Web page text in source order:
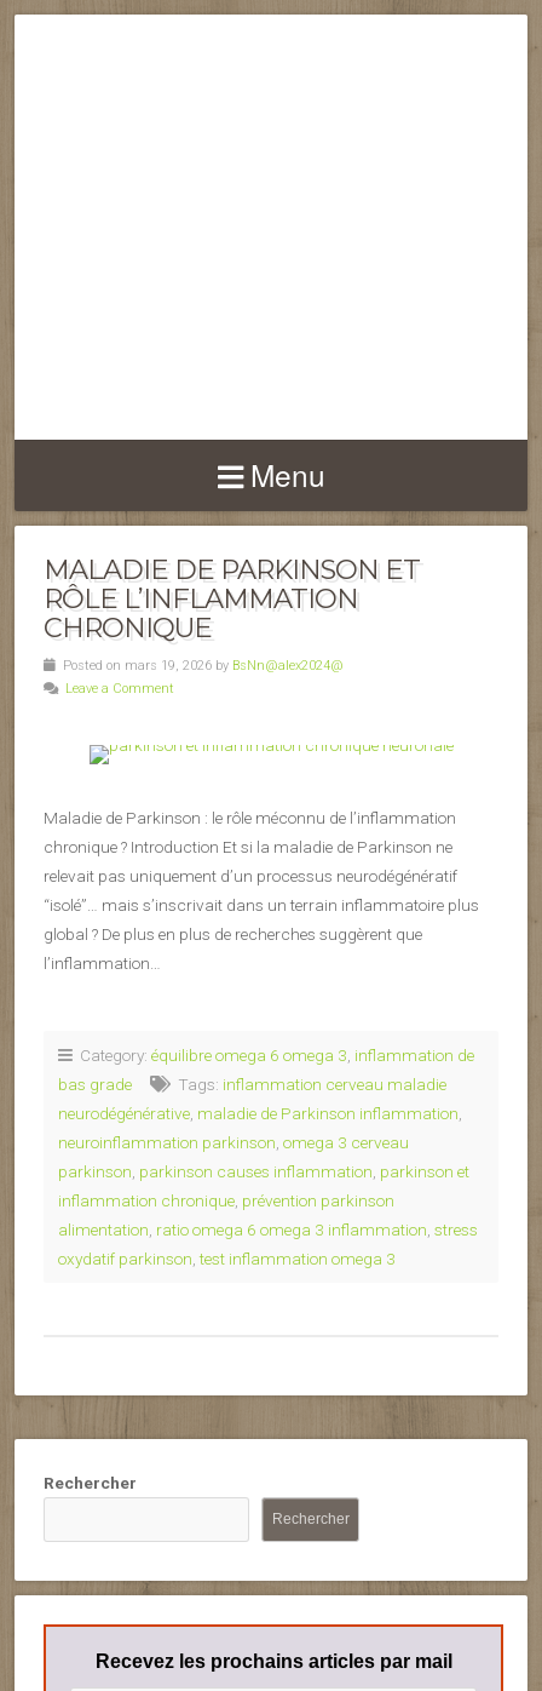
Menu
MALADIE DE PARKINSON ET
RÔLE L’INFLAMMATION
CHRONIQUE
Posted on mars 19, 2026 by BsNn@alex2024@
Leave a Comment
Maladie de Parkinson : le rôle méconnu de l’inflammation
chronique ? Introduction Et si la maladie de Parkinson ne
relevait pas uniquement d’un processus neurodégénératif
“isolé”… mais s’inscrivait dans un terrain inflammatoire plus
global ? De plus en plus de recherches suggèrent que
l’inflammation…
Category: équilibre omega 6 omega 3 inflammation de
bas grade
Tags: inflammation cerveau maladie
neurodégénérative maladie de Parkinson inflammation
neuroinflammation parkinson omega 3 cerveau
parkinson parkinson causes inflammation parkinson et
inflammation chronique prévention parkinson
alimentation ratio omega 6 omega 3 inflammation stress
oxydatif parkinson ,test inflammation omega 3
Rechercher
Rechercher
Recevez les prochains articles par mail